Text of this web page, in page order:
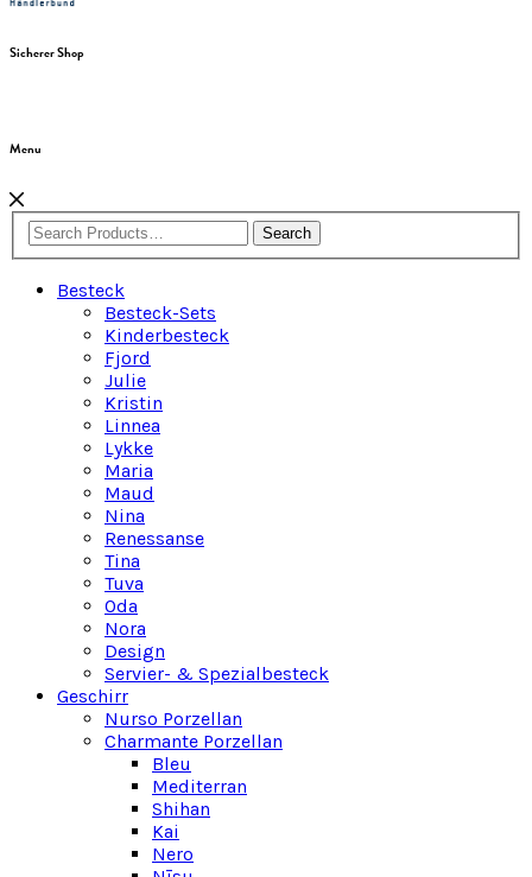
Sicherer Shop
Menu
Search
Besteck
Besteck-Sets
Kinderbesteck
Fjord
Julie
Kristin
Linnea
Lykke
Maria
Maud
Nina
Renessanse
Tina
Tuva
Oda
Nora
Design
Servier- & Spezialbesteck
Geschirr
Nurso Porzellan
Charmante Porzellan
Bleu
Mediterran
Shihan
Kai
Nero